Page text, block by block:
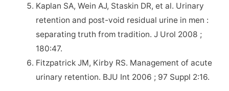
Kaplan SA, Wein AJ, Staskin DR, et al. Urinary
retention and post-void residual urine in men :
separating truth from tradition. J Urol 2008 ;
180:47.
Fitzpatrick JM, Kirby RS. Management of acute
urinary retention. BJU Int 2006 ; 97 Suppl 2:16.